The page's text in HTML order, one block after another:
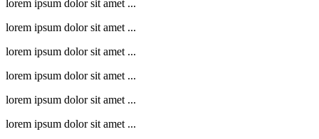
lorem ipsum dolor sit amet ...
lorem ipsum dolor sit amet ...
lorem ipsum dolor sit amet ...
lorem ipsum dolor sit amet ...
lorem ipsum dolor sit amet ...
lorem ipsum dolor sit amet ...